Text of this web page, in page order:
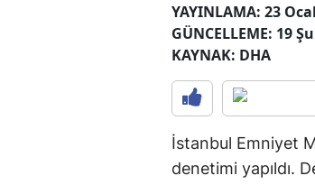
YAYINLAMA: 23
GÜNCELLEME: 19
KAYNAK: DHA
İstanbul Emniyet
denetimi yapıldı.